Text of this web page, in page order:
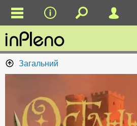
Загальний